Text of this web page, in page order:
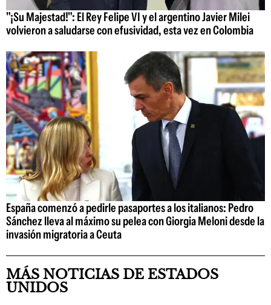
"¡Su Majestad!": El Rey Felipe VI y el argentino Javier Milei
volvieron a saludarse con efusividad, esta vez en Colombia
España comenzó a pedirle pasaportes a los italianos: Pedro
Sánchez lleva al máximo su pelea con Giorgia Meloni desde la
invasión migratoria a Ceuta
MÁS NOTICIAS DE ESTADOS
UNIDOS